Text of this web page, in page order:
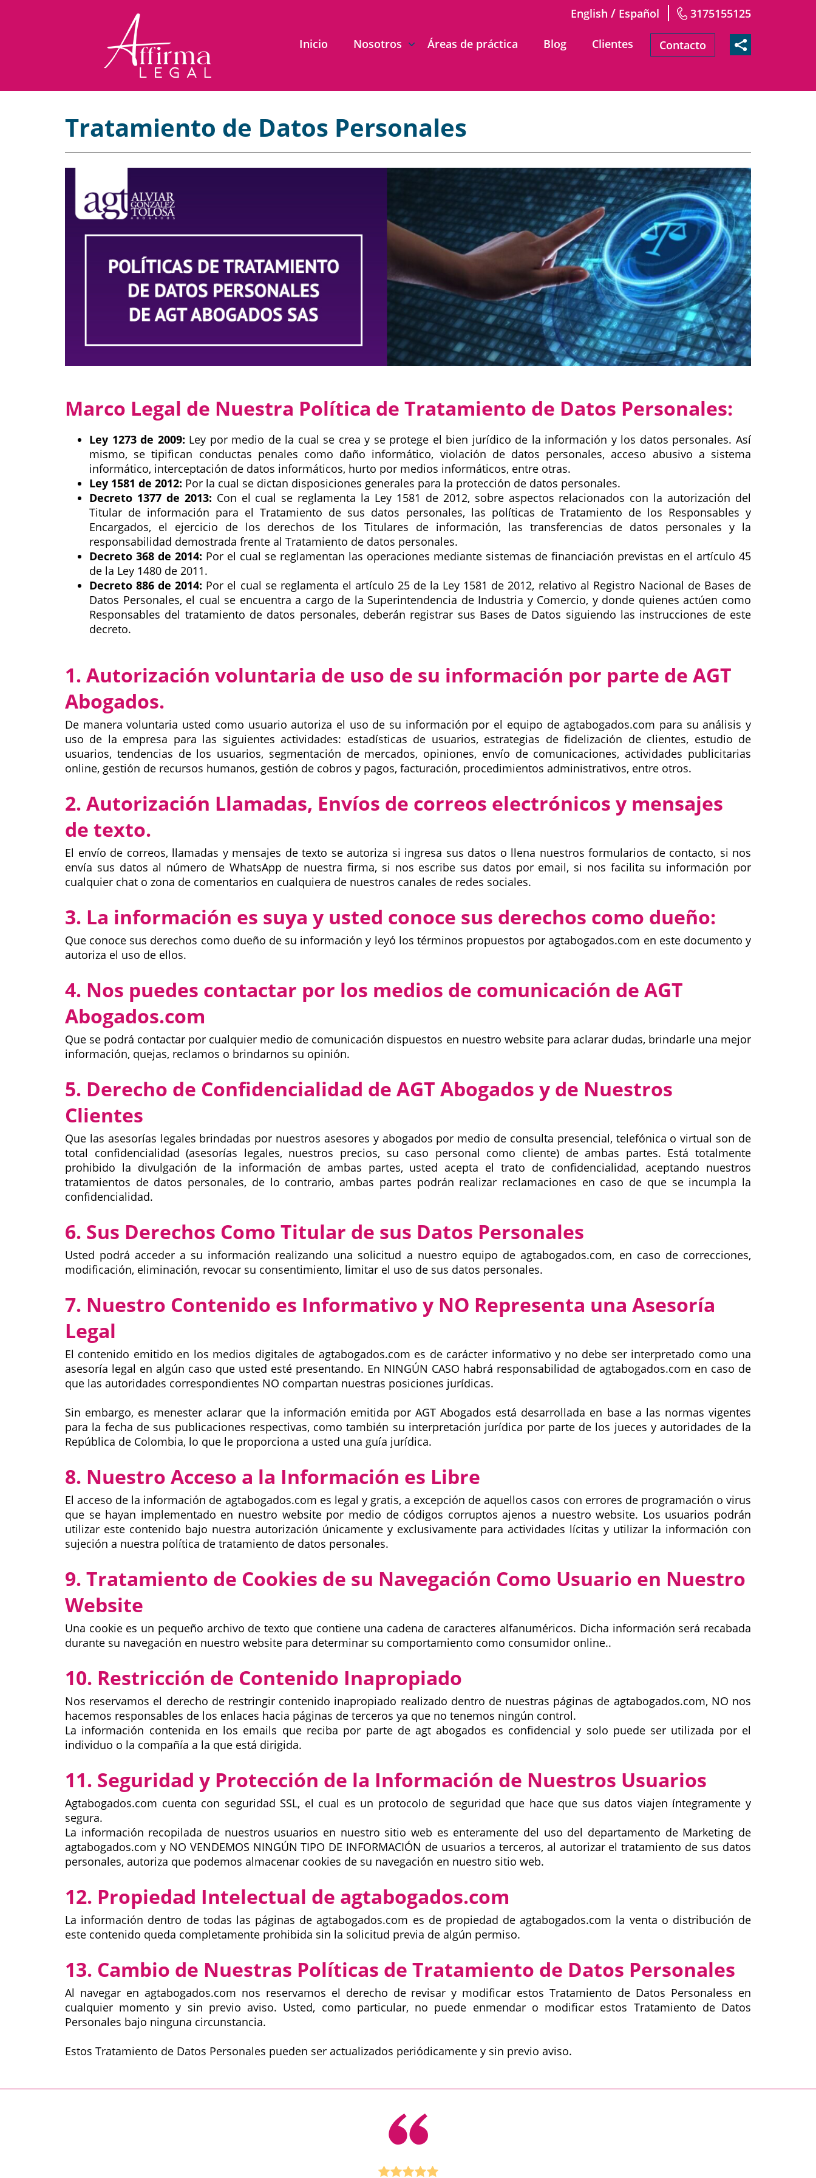
English / Español 3175155125
Inicio Nosotros Áreas de práctica Blog Clientes Contacto
Tratamiento de Datos Personales
Marco Legal de Nuestra Política de Tratamiento de Datos Personales:
Ley 1273 de 2009: Ley por medio de la cual se crea y se protege el bien jurídico de la información y los datos personales. Así
mismo, se tipifican conductas penales como daño informático, violación de datos personales, acceso abusivo a sistema
informático, interceptación de datos informáticos, hurto por medios informáticos, entre otras.
Ley 1581 de 2012: Por la cual se dictan disposiciones generales para la protección de datos personales.
Decreto 1377 de 2013: Con el cual se reglamenta la Ley 1581 de 2012, sobre aspectos relacionados con la autorización del
Titular de información para el Tratamiento de sus datos personales, las políticas de Tratamiento de los Responsables y
Encargados, el ejercicio de los derechos de los Titulares de información, las transferencias de datos personales y la
responsabilidad demostrada frente al Tratamiento de datos personales.
Decreto 368 de 2014: Por el cual se reglamentan las operaciones mediante sistemas de financiación previstas en el artículo 45
de la Ley 1480 de 2011.
Decreto 886 de 2014: Por el cual se reglamenta el artículo 25 de la Ley 1581 de 2012, relativo al Registro Nacional de Bases de
Datos Personales, el cual se encuentra a cargo de la Superintendencia de Industria y Comercio, y donde quienes actúen como
Responsables del tratamiento de datos personales, deberán registrar sus Bases de Datos siguiendo las instrucciones de este
decreto.
1. Autorización voluntaria de uso de su información por parte de AGT
Abogados.
De manera voluntaria usted como usuario autoriza el uso de su información por el equipo de agtabogados.com para su análisis y
uso de la empresa para las siguientes actividades: estadísticas de usuarios, estrategias de fidelización de clientes, estudio de
usuarios, tendencias de los usuarios, segmentación de mercados, opiniones, envío de comunicaciones, actividades publicitarias
online, gestión de recursos humanos, gestión de cobros y pagos, facturación, procedimientos administrativos, entre otros.
2. Autorización Llamadas, Envíos de correos electrónicos y mensajes
de texto.
El envío de correos, llamadas y mensajes de texto se autoriza si ingresa sus datos o llena nuestros formularios de contacto, si nos
envía sus datos al número de WhatsApp de nuestra firma, si nos escribe sus datos por email, si nos facilita su información por
cualquier chat o zona de comentarios en cualquiera de nuestros canales de redes sociales.
3. La información es suya y usted conoce sus derechos como dueño:
Que conoce sus derechos como dueño de su información y leyó los términos propuestos por agtabogados.com en este documento y
autoriza el uso de ellos.
4. Nos puedes contactar por los medios de comunicación de AGT
Abogados.com
Que se podrá contactar por cualquier medio de comunicación dispuestos en nuestro website para aclarar dudas, brindarle una mejor
información, quejas, reclamos o brindarnos su opinión.
5. Derecho de Confidencialidad de AGT Abogados y de Nuestros
Clientes
Que las asesorías legales brindadas por nuestros asesores y abogados por medio de consulta presencial, telefónica o virtual son de
total confidencialidad (asesorías legales, nuestros precios, su caso personal como cliente) de ambas partes. Está totalmente
prohibido la divulgación de la información de ambas partes, usted acepta el trato de confidencialidad, aceptando nuestros
tratamientos de datos personales, de lo contrario, ambas partes podrán realizar reclamaciones en caso de que se incumpla la
confidencialidad.
6. Sus Derechos Como Titular de sus Datos Personales
Usted podrá acceder a su información realizando una solicitud a nuestro equipo de agtabogados.com, en caso de correcciones,
modificación, eliminación, revocar su consentimiento, limitar el uso de sus datos personales.
7. Nuestro Contenido es Informativo y NO Representa una Asesoría
Legal
El contenido emitido en los medios digitales de agtabogados.com es de carácter informativo y no debe ser interpretado como una
asesoría legal en algún caso que usted esté presentando. En NINGÚN CASO habrá responsabilidad de agtabogados.com en caso de
que las autoridades correspondientes NO compartan nuestras posiciones jurídicas.
Sin embargo, es menester aclarar que la información emitida por AGT Abogados está desarrollada en base a las normas vigentes
para la fecha de sus publicaciones respectivas, como también su interpretación jurídica por parte de los jueces y autoridades de la
República de Colombia, lo que le proporciona a usted una guía jurídica.
8. Nuestro Acceso a la Información es Libre
El acceso de la información de agtabogados.com es legal y gratis, a excepción de aquellos casos con errores de programación o virus
que se hayan implementado en nuestro website por medio de códigos corruptos ajenos a nuestro website. Los usuarios podrán
utilizar este contenido bajo nuestra autorización únicamente y exclusivamente para actividades lícitas y utilizar la información con
sujeción a nuestra política de tratamiento de datos personales.
9. Tratamiento de Cookies de su Navegación Como Usuario en Nuestro
Website
Una cookie es un pequeño archivo de texto que contiene una cadena de caracteres alfanuméricos. Dicha información será recabada
durante su navegación en nuestro website para determinar su comportamiento como consumidor online..
10. Restricción de Contenido Inapropiado
Nos reservamos el derecho de restringir contenido inapropiado realizado dentro de nuestras páginas de agtabogados.com, NO nos
hacemos responsables de los enlaces hacia páginas de terceros ya que no tenemos ningún control.
La información contenida en los emails que reciba por parte de agt abogados es confidencial y solo puede ser utilizada por el
individuo o la compañía a la que está dirigida.
11. Seguridad y Protección de la Información de Nuestros Usuarios
Agtabogados.com cuenta con seguridad SSL, el cual es un protocolo de seguridad que hace que sus datos viajen íntegramente y
segura.
La información recopilada de nuestros usuarios en nuestro sitio web es enteramente del uso del departamento de Marketing de
agtabogados.com y NO VENDEMOS NINGÚN TIPO DE INFORMACIÓN de usuarios a terceros, al autorizar el tratamiento de sus datos
personales, autoriza que podemos almacenar cookies de su navegación en nuestro sitio web.
12. Propiedad Intelectual de agtabogados.com
La información dentro de todas las páginas de agtabogados.com es de propiedad de agtabogados.com la venta o distribución de
este contenido queda completamente prohibida sin la solicitud previa de algún permiso.
13. Cambio de Nuestras Políticas de Tratamiento de Datos Personales
Al navegar en agtabogados.com nos reservamos el derecho de revisar y modificar estos Tratamiento de Datos Personaless en
cualquier momento y sin previo aviso. Usted, como particular, no puede enmendar o modificar estos Tratamiento de Datos
Personales bajo ninguna circunstancia.
Estos Tratamiento de Datos Personales pueden ser actualizados periódicamente y sin previo aviso.